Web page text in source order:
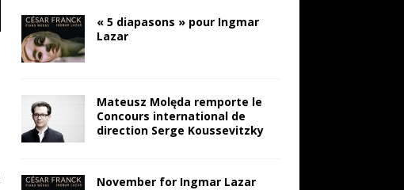
« 5 diapasons » pour Ingmar
Lazar
Mateusz Molęda remporte le
Concours international de
direction Serge Koussevitzky
November for Ingmar Lazar